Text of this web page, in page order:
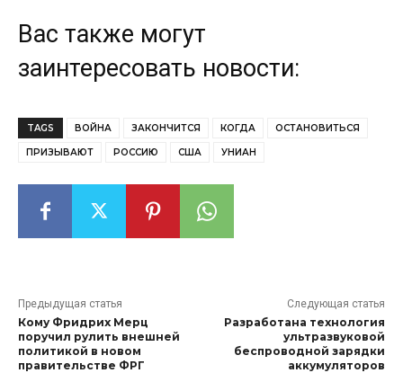
Вас также могут
заинтересовать новости:
TAGS ВОЙНА ЗАКОНЧИТСЯ КОГДА ОСТАНОВИТЬСЯ
ПРИЗЫВАЮТ РОССИЮ США УНИАН
Предыдущая статья
Кому Фридрих Мерц
поручил рулить внешней
политикой в новом
правительстве ФРГ
Следующая статья
Разработана технология
ультразвуковой
беспроводной зарядки
аккумуляторов